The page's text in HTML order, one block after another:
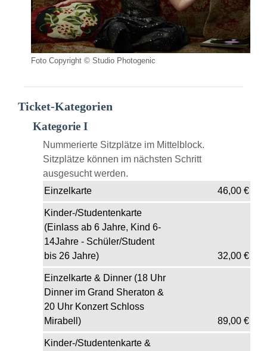
Foto Copyright © Studio Photogenic
Ticket-Kategorien
Kategorie I
Nummerierte Sitzplätze im Mittelblock.
Sitzplätze können im nächsten Schritt
ausgesucht werden.
Einzelkarte
46,00€
Kinder-/Studentenkarte
(Einlass ab 6 Jahre, Kind 6-
14Jahre - Schüler/Student
bis 26 Jahre)
32,00€
Einzelkarte & Dinner (18 Uhr
Dinner im Grand Sheraton &
20 Uhr Konzert Schloss
Mirabell)
89,00€
Kinder-/Studentenkarte &